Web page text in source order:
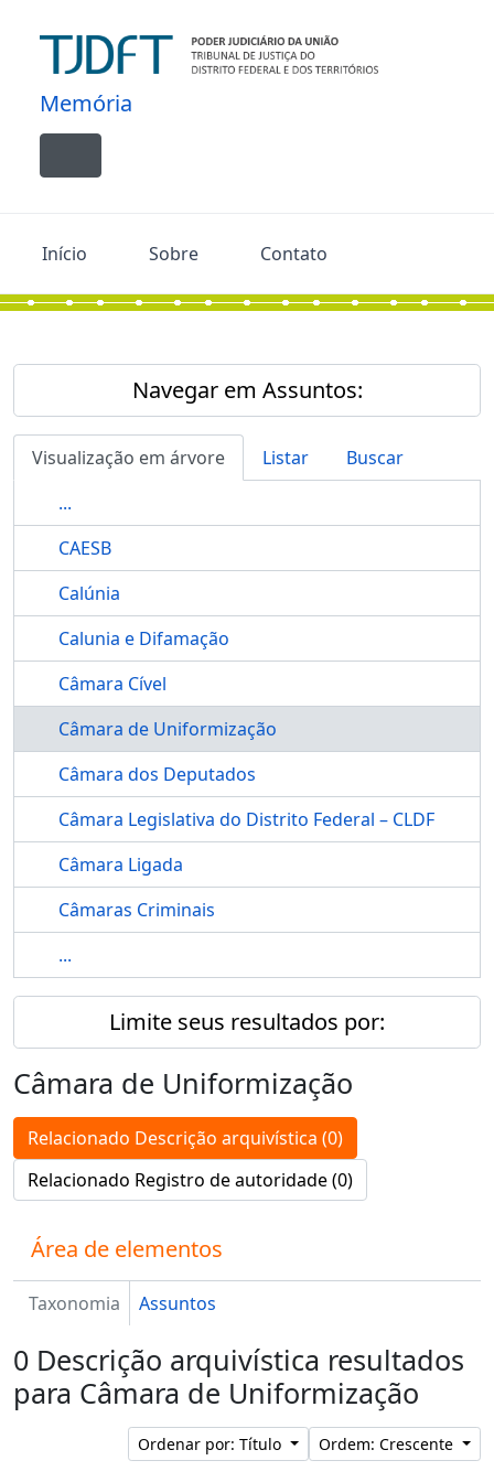
Memória
Toggle navigation
Início Sobre Contato
Navegar em Assuntos:
Visualização em árvore Listar
Buscar
...
CAESB
Calúnia
Calunia e Difamação
Câmara Cível
Câmara de Uniformização
Câmara dos Deputados
Câmara Legislativa do Distrito Federal – CLDF
Câmara Ligada
Câmaras Criminais
...
Limite seus resultados por:
Câmara de Uniformização
Relacionado Descrição arquivística (0)
Relacionado Registro de autoridade (0)
Área de elementos
Taxonomia Assuntos
0 Descrição arquivística resultados
para Câmara de Uniformização
Ordenar por: Título Ordem: Crescente